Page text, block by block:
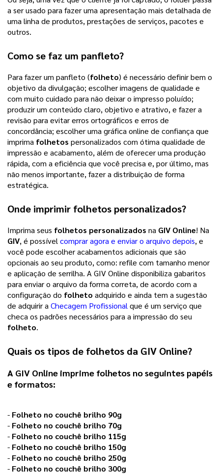
a ser usado para fazer uma apresentação mais detalhada de
uma linha de produtos, prestações de serviços, pacotes e
outros.
Como se faz um panfleto?
Para fazer um panfleto (folheto) é necessário definir bem o
objetivo da divulgação; escolher imagens de qualidade e
com muito cuidado para não deixar o impresso poluído;
produzir um conteúdo claro, objetivo e atrativo, e fazer a
revisão para evitar erros ortográficos e erros de
concordância; escolher uma gráfica online de confiança que
imprima folhetos personalizados com ótima qualidade de
impressão e acabamento, além de oferecer uma produção
rápida, com a eficiência que você precisa e, por último, mas
não menos importante, fazer a distribuição de forma
estratégica.
Onde imprimir folhetos personalizados?
Imprima seus folhetos personalizados na GIV Online! Na
GIV, é possível comprar agora e enviar o arquivo depois, e
você pode escolher acabamentos adicionais que são
opcionais ao seu produto, como: refile com tamanho menor
e aplicação de serrilha. A GIV Online disponibiliza gabaritos
para enviar o arquivo da forma correta, de acordo com a
configuração do folheto adquirido e ainda tem a sugestão
de adquirir a Checagem Profissional que é um serviço que
checa os padrões necessários para a impressão do seu
folheto.
Quais os tipos de folhetos da GIV Online?
A GIV Online imprime folhetos no seguintes papéis
e formatos:
- Folheto no couchê brilho 90g
- Folheto no couchê brilho 70g
- Folheto no couchê brilho 115g
- Folheto no couchê brilho 150g
- Folheto no couchê brilho 250g
- Folheto no couchê brilho 300g